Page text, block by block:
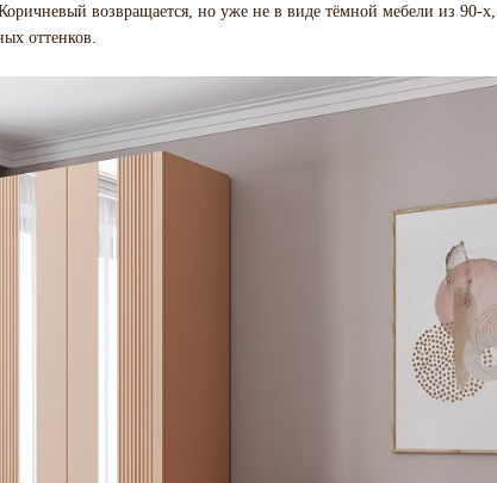
возвращается, но уже не в виде тёмной мебели из 90-
оттенков.